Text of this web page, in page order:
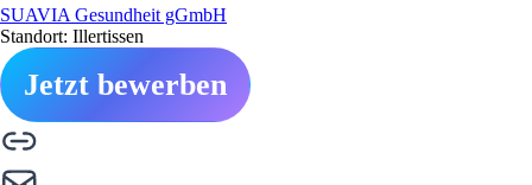
SUAVIA Gesundheit gGmbH
Standort: Illertissen
Jetzt bewerben